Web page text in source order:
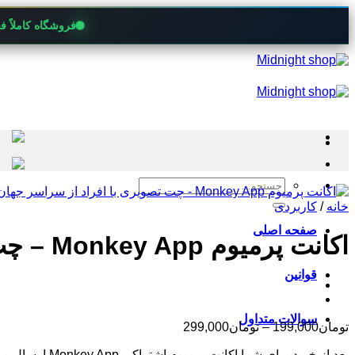
فروشگاه کاملاً
Skip
to
جستجو
برای:
صفحه اصلی
قوانین
سوالات متداول
خانه / کاربردی
اکانت پرمیوم Monkey App – چت تصویری با افراد از سراسر جهان
تومان199,000
– تومان299,000